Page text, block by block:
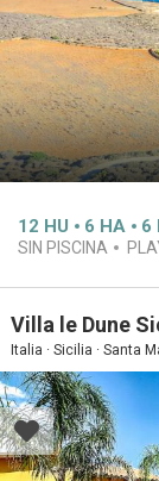
12 HU 6 HA 6
SIN PISCINA
Villa le Dune
Italia · Sicilia · Santa